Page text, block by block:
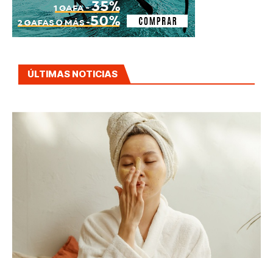
ÚLTIMAS NOTICIAS